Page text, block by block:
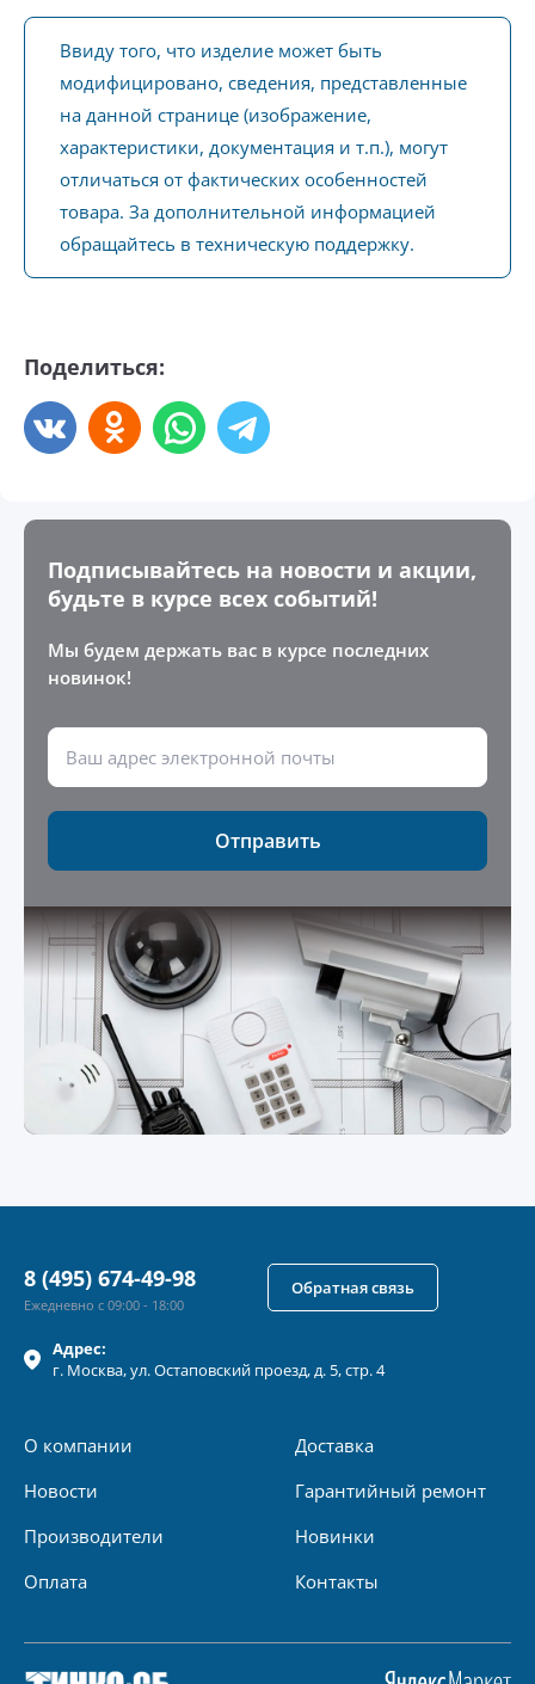
Ввиду того, что изделие может быть
модифицировано, сведения, представленные
на данной странице (изображение,
характеристики, документация и т.п.), могут
отличаться от фактических особенностей
товара. За дополнительной информацией
обращайтесь в техническую поддержку.
Поделиться:
Подписывайтесь на новости и акции,
будьте в курсе всех событий!
Мы будем держать вас в курсе последних
новинок!
Отправить
Адрес:
г. Москва, ул.Остаповский проезд, д. 5, стр. 4
О компании
Новости
Производители
Оплата
Доставка
Гарантийный ремонт
Новинки
Контакты
8 (495) 674-49-98
Ежедневно с 09:00 - 18:00
Обратная связь